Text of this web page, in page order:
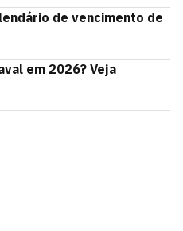
de vencimento de
em 2026? Veja